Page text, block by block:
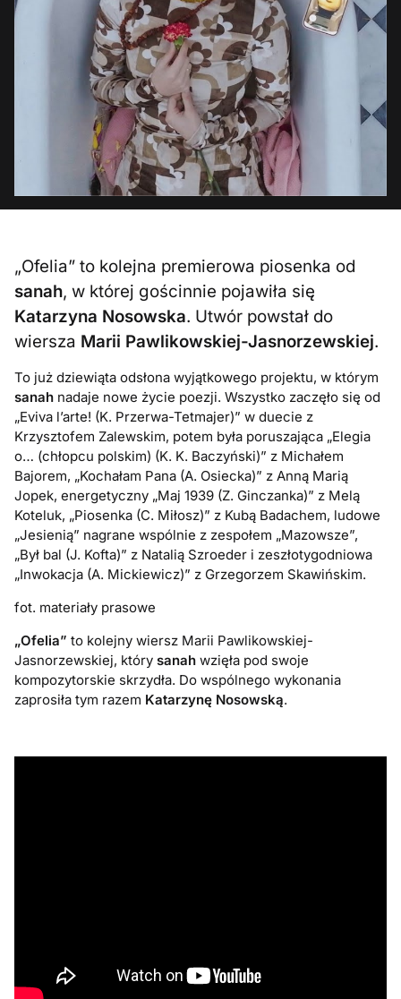
„Ofelia” to kolejna premierowa piosenka od
sanah, w której gościnnie pojawiła się
Katarzyna Nosowska. Utwór powstał do
wiersza Marii Pawlikowskiej-Jasnorzewskiej.
To już dziewiąta odsłona wyjątkowego projektu, w którym
sanah nadaje nowe życie poezji. Wszystko zaczęło się od
„Eviva l’arte! (K. Przerwa-Tetmajer)” w duecie z
Krzysztofem Zalewskim, potem była poruszająca „Elegia
o… (chłopcu polskim) (K. K. Baczyński)” z Michałem
Bajorem, „Kochałam Pana (A. Osiecka)” z Anną Marią
Jopek, energetyczny „Maj 1939 (Z. Ginczanka)” z Melą
Koteluk, „Piosenka (C. Miłosz)” z Kubą Badachem, ludowe
„Jesienią” nagrane wspólnie z zespołem „Mazowsze”,
„Był bal (J. Kofta)” z Natalią Szroeder i zeszłotygodniowa
„Inwokacja (A. Mickiewicz)” z Grzegorzem Skawińskim.
fot. materiały prasowe
„Ofelia” to kolejny wiersz Marii Pawlikowskiej-
Jasnorzewskiej, którysanah wzięła pod swoje
kompozytorskie skrzydła. Do wspólnego wykonania
zaprosiła tym razem Katarzynę Nosowską.